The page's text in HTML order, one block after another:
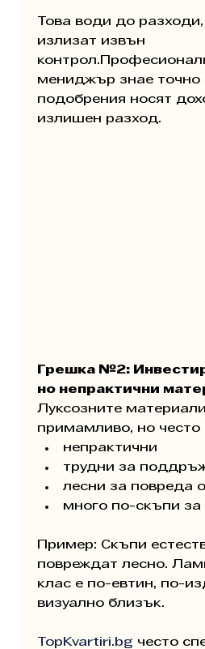
Това води до
излизат извън
мениджър знае точно
подобрения носят
излишен разход.
Грешка №2:
но непрактични
Луксозните
примамливо, но често
непрактични
трудни за
лесни за повреда
много по-скъпи за
Пример: Скъпи
повреждат лесно.
клас е по-евтин, по-
визуално близък.
TopKvartiri.bg често